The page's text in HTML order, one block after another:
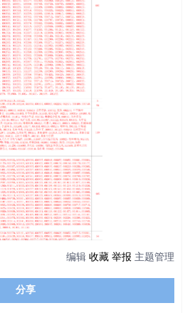
编辑 收藏 举报 主题管理
分享